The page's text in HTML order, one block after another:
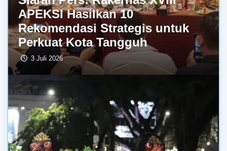
APEKSI Hasilkan 10
Rekomendasi Strategis untuk
Perkuat Kota Tangguh
3 Juli 2026